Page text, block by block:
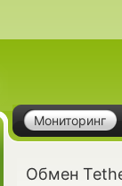
Мониторинг
Обмен